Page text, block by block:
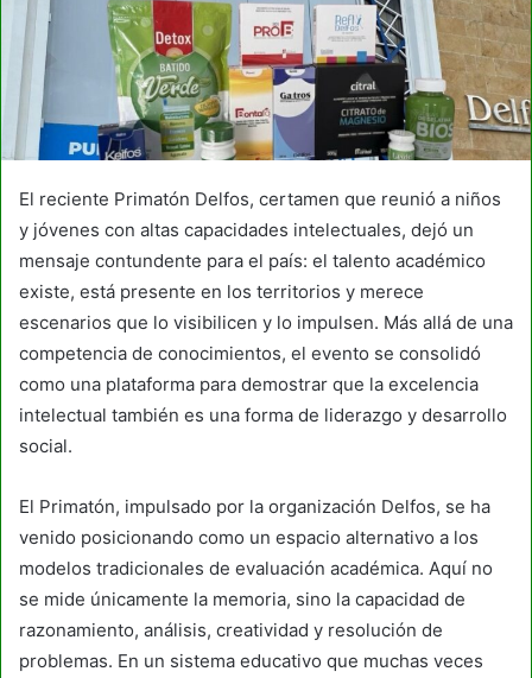
El reciente Primatón Delfos, certamen que reunió a niños
y jóvenes con altas capacidades intelectuales, dejó un
mensaje contundente para el país: el talento académico
existe, está presente en los territorios y merece
escenarios que lo visibilicen y lo impulsen. Más allá de una
competencia de conocimientos, el evento se consolidó
como una plataforma para demostrar que la excelencia
intelectual también es una forma de liderazgo y desarrollo
social.
El Primatón, impulsado por la organización Delfos, se ha
venido posicionando como un espacio alternativo a los
modelos tradicionales de evaluación académica. Aquí no
se mide únicamente la memoria, sino la capacidad de
razonamiento, análisis, creatividad y resolución de
problemas. En un sistema educativo que muchas veces